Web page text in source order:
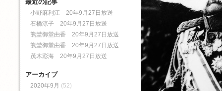
最近の記事
小野麻利江 20年9月27日放送
石橋涼子 20年9月27日放送
熊埜御堂由香 20年9月27日放送
熊埜御堂由香 20年9月27日放送
茂木彩海 20年9月27日放送
アーカイブ
2020年9月 (52)